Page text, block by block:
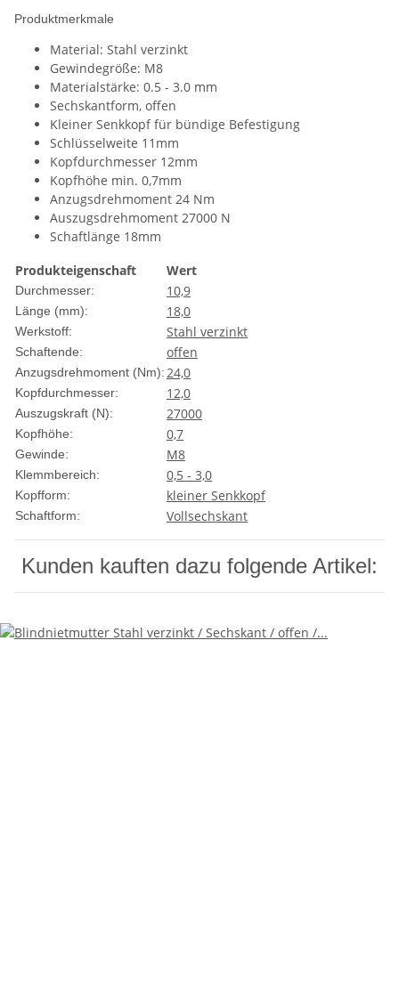
Produktmerkmale
Material: Stahl verzinkt
Gewindegröße: M8
Materialstärke: 0.5 - 3.0 mm
Sechskantform, offen
Kleiner Senkkopf für bündige Befestigung
Schlüsselweite 11mm
Kopfdurchmesser 12mm
Kopfhöhe min. 0,7mm
Anzugsdrehmoment 24 Nm
Auszugsdrehmoment 27000 N
Schaftlänge 18mm
Produkteigenschaft
Wert
Durchmesser: 10,9
Länge (mm): 18,0
Werkstoff: Stahl verzinkt
Schaftende: offen
Anzugsdrehmoment (Nm):24,0
Kopfdurchmesser: 12,0
Auszugskraft (N): 27000
Kopfhöhe: 0,7
Gewinde: M8
Klemmbereich: 0,5 - 3,0
Kopfform: kleiner Senkkopf
Schaftform: Vollsechskant
Kunden kauften dazu folgende Artikel: